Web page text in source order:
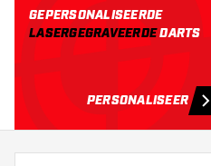
GEPERSONALISEERDE
LASERGEGRAVEERDEDARTS
PERSONALISEER